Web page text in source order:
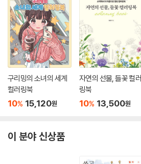
구리밍의 소녀의 세계
컬러링북
10% 15,120원
자연의 선물, 들꽃 컬러
링북
10% 13,500원
이 분야 신상품